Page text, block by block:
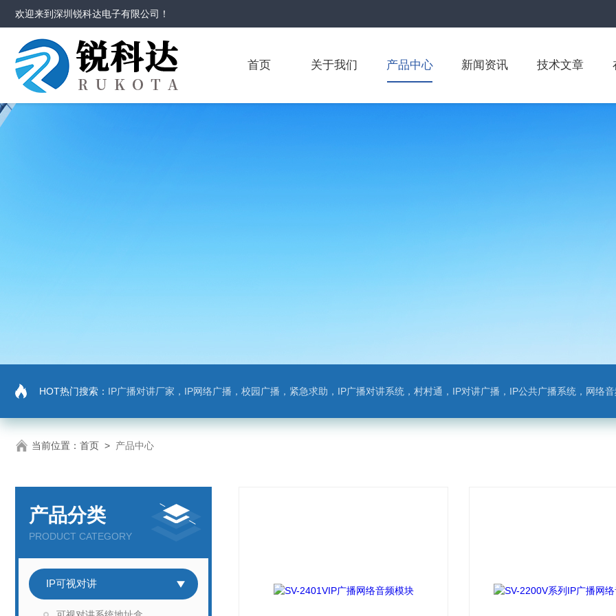
欢迎来到深圳锐科达电子有限公司 ！
首页 关于我们 产品中心 新闻资讯 技术文章
HOT热门搜索： IP广播对讲厂家，IP网络广播，校园广播，紧急求助，IP广播对讲系统，村村通，IP对讲广播，IP公共广播系统，网络音频模块，银行对讲，背景音乐，网络录播，班
当前位置： 首页 > 产品中心
产品分类
PRODUCT CATEGORY
IP可视对讲